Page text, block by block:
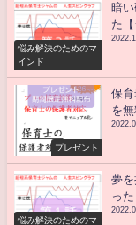
悩み解決のためのマ
インド
暗
た【
プレゼント
保
を
悩み解決のためのマ
夢
っ